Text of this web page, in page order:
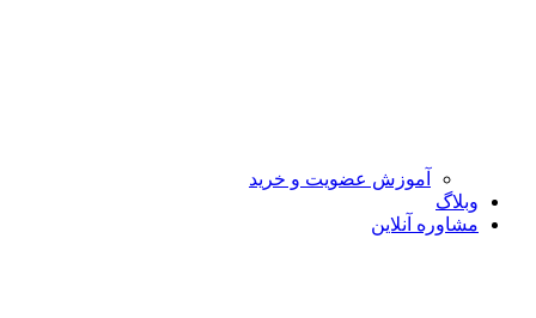
آموزش عضویت و خرید
وبلاگ
مشاوره آنلاین